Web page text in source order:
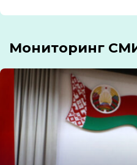
Мониторинг